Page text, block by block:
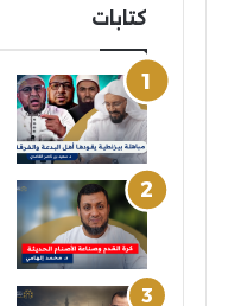
كتابات